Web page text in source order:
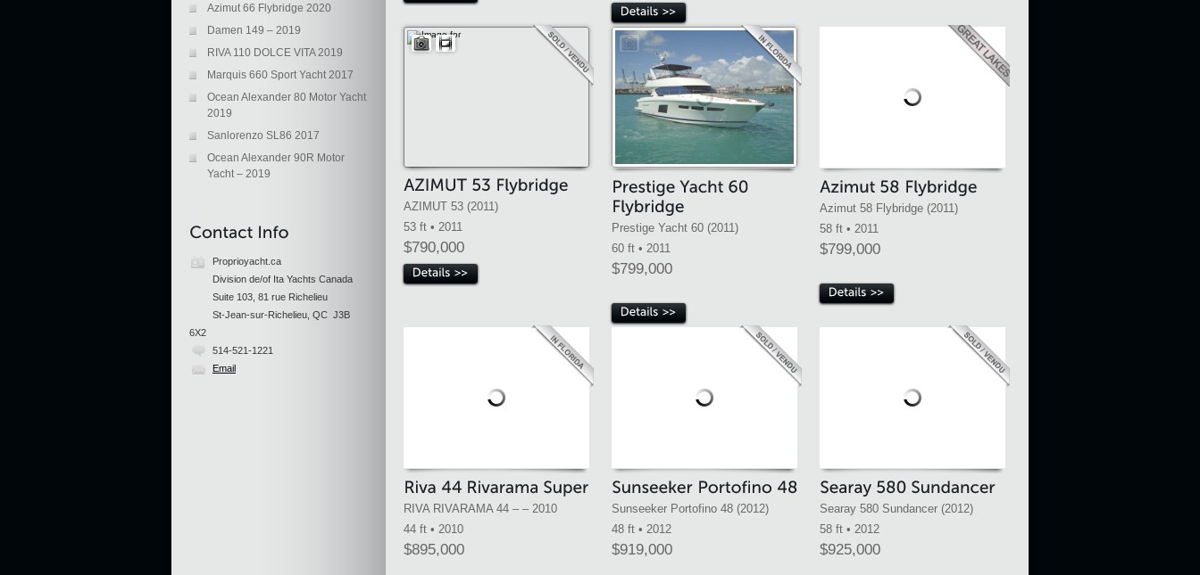
Azimut 66 Flybridge 2020
Damen 149 – 2019
RIVA 110 DOLCE VITA 2019
Marquis 660 Sport Yacht 2017
Ocean Alexander 80 Motor Yacht
2019
Sanlorenzo SL86 2017
Ocean Alexander 90R Motor
Yacht – 2019
Proprioyacht.ca
Division de/of Ita Yachts Canada
Suite 103, 81 rue Richelieu
St-Jean-sur-Richelieu, QC J3B
6X2
514-521-1221
Email
AZIMUT 53 (2011)
53 ft • 2011
$790,000
Prestige Yacht 60 (2011)
60 ft • 2011
$799,000
Azimut 58 Flybridge (2011)
58 ft • 2011
$799,000
RIVA RIVARAMA 44 – – 2010
44 ft • 2010
$895,000
Sunseeker Portofino 48 (2012)
48 ft • 2012
$919,000
Searay 580 Sundancer (2012)
58 ft • 2012
$925,000